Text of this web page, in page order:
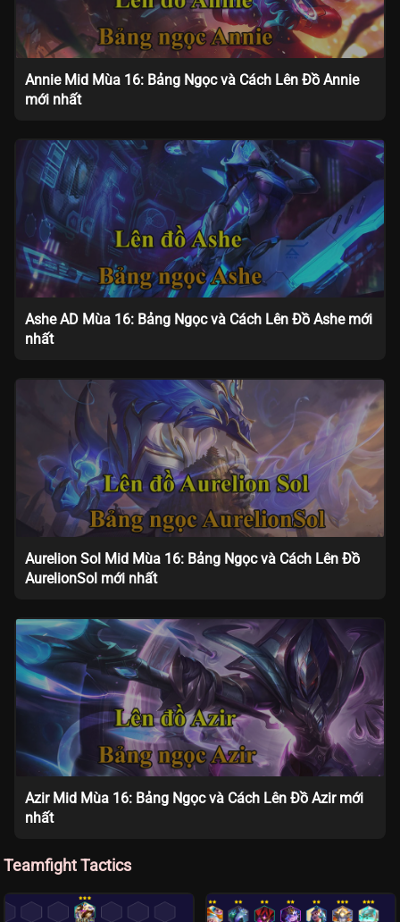
Annie Mid Mùa 16: Bảng Ngọc và Cách Lên Đồ Annie
mới nhất
Ashe AD Mùa 16: Bảng Ngọc và Cách Lên Đồ Ashe mới
nhất
Aurelion Sol Mid Mùa 16: Bảng Ngọc và Cách Lên Đồ
AurelionSol mới nhất
Azir Mid Mùa 16: Bảng Ngọc và Cách Lên Đồ Azir mới
nhất
Teamfight Tactics